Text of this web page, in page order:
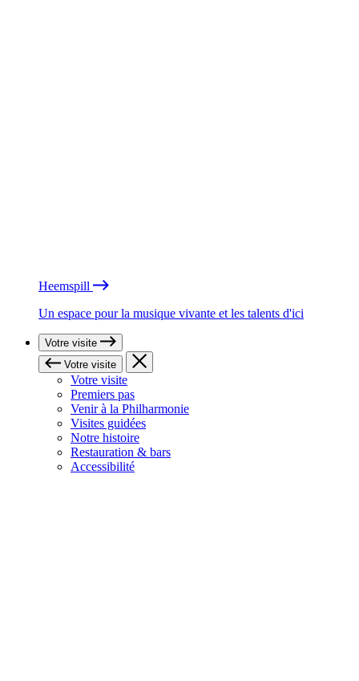
Heemspill
Un espace pour la musique vivante et les talents d'ici
Votre visite
Votre visite
Votre visite
Premiers pas
Venir à la Philharmonie
Visites guidées
Notre histoire
Restauration & bars
Accessibilité